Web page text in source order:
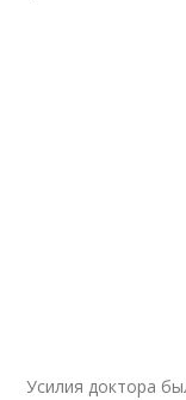
Усилия доктора